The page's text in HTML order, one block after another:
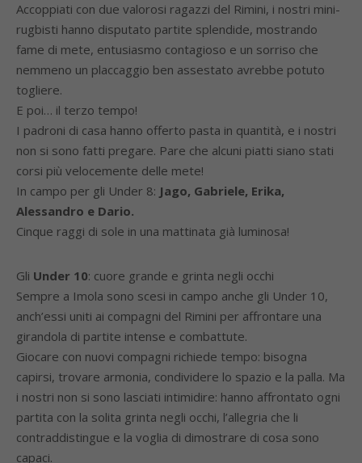
Accoppiati con due valorosi ragazzi del Rimini, i nostri mini-
rugbisti hanno disputato partite splendide, mostrando
fame di mete, entusiasmo contagioso e un sorriso che
nemmeno un placcaggio ben assestato avrebbe potuto
togliere.
E poi… il terzo tempo!
I padroni di casa hanno offerto pasta in quantità, e i nostri
non si sono fatti pregare. Pare che alcuni piatti siano stati
corsi più velocemente delle mete!
In campo per gli Under 8: Jago, Gabriele, Erika,
Alessandro e Dario.
Cinque raggi di sole in una mattinata già luminosa!
Gli Under 10: cuore grande e grinta negli occhi
Sempre a Imola sono scesi in campo anche gli Under 10,
anch’essi uniti ai compagni del Rimini per affrontare una
girandola di partite intense e combattute.
Giocare con nuovi compagni richiede tempo: bisogna
capirsi, trovare armonia, condividere lo spazio e la palla. Ma
i nostri non si sono lasciati intimidire: hanno affrontato ogni
partita con la solita grinta negli occhi, l’allegria che li
contraddistingue e la voglia di dimostrare di cosa sono
capaci.